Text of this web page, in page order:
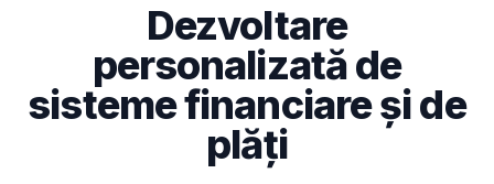
Dezvoltare
personalizată de
sisteme financiare și de
plăți